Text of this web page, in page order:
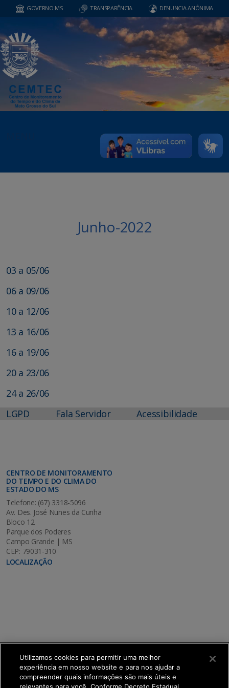
GOVERNO MS TRANSPARÊNCIA DENUNCIA ANÔNIMA
Junho-2022
03 a 05/06
06 a 09/06
10 a 12/06
13 a 16/06
16 a 19/06
20 a 23/06
24 a 26/06
LGPD
Fala Servidor Acessibilidade
CENTRO DE MONITORAMENTO
DO TEMPO E DO CLIMA DO
ESTADO DO MS
Telefone: (67) 3318-5096
Av. Des. José Nunes da Cunha
Bloco 12
Parque dos Poderes
Campo Grande | MS
CEP: 79031-310
LOCALIZAÇÃO
Utilizamos cookies para permitir uma melhor
experiência em nosso website e para nos ajudar a
compreender quais informações são mais úteis e